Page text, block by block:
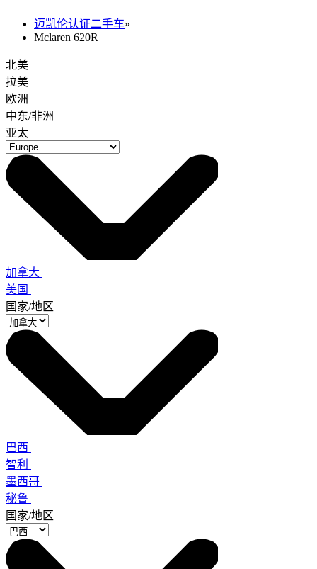
迈凯伦认证二手车»
Mclaren 620R
北美
拉美
欧洲
中东/非洲
亚太
加拿大
美国
国家/地区
巴西
智利
墨西哥
秘鲁
国家/地区